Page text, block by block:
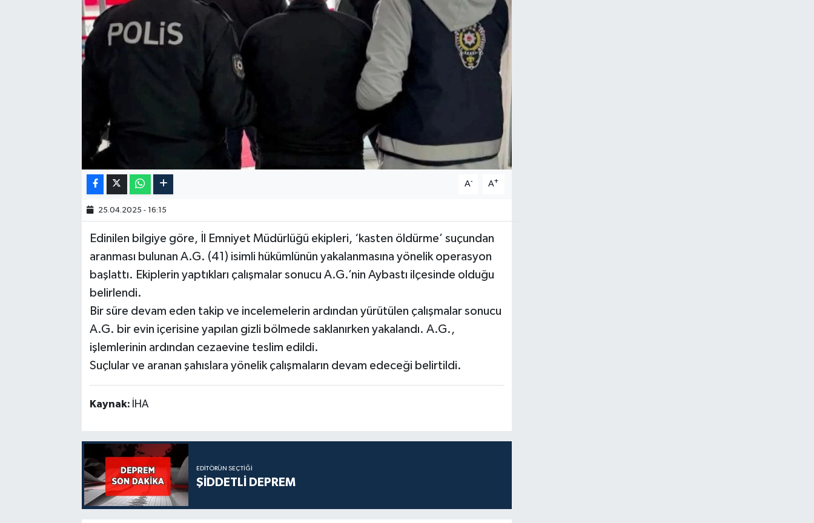
A- A+
25.04.2025 - 16:15
Edinilen bilgiye göre, İl Emniyet Müdürlüğü ekipleri, ‘kasten öldürme’ suçundan
aranması bulunan A.G. (41) isimli hükümlünün yakalanmasına yönelik operasyon
başlattı. Ekiplerin yaptıkları çalışmalar sonucu A.G.’nin Aybastı ilçesinde olduğu
belirlendi.
Bir süre devam eden takip ve incelemelerin ardından yürütülen çalışmalar sonucu
A.G. bir evin içerisine yapılan gizli bölmede saklanırken yakalandı. A.G.,
işlemlerinin ardından cezaevine teslim edildi.
Suçlular ve aranan şahıslara yönelik çalışmaların devam edeceği belirtildi.
Kaynak: İHA
EDITÖRÜN SEÇTIĞI
ŞİDDETLİ DEPREM